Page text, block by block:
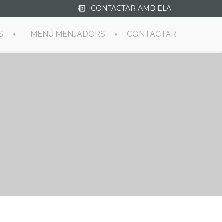
CONTACTAR AMB ELA
MENÚ MENJADORS CONTACTAR